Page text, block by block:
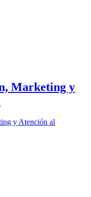
Marketing y
y Atención al